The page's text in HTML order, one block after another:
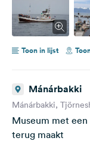
Toon in lijst
Mánárbakki
Mánárbakki,
Museum met
terug maakt